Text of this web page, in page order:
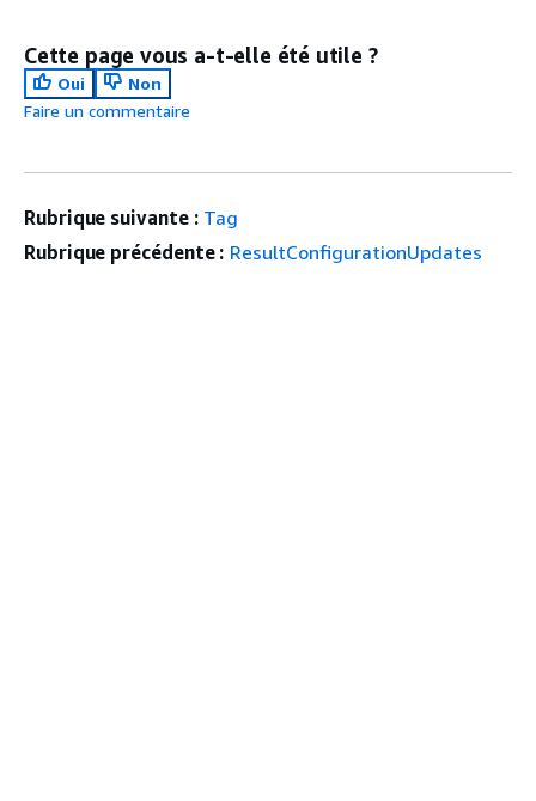
Cette page vous a-t-elle été utile ?
Oui
Non
Faire un commentaire
Rubrique suivante : Tag
Rubrique précédente : ResultConfigurationUpdates